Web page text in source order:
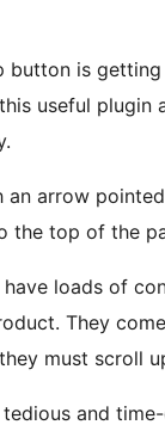
is
useful
arrow
the top of the
loads of
They
must scroll
and